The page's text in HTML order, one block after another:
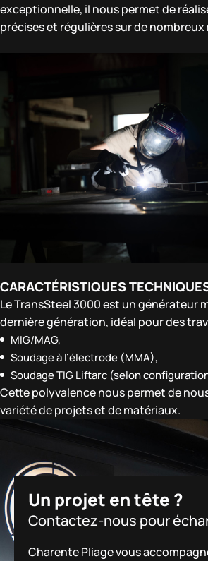
exceptionnelle, il nous permet de
précises et régulières sur de
CARACTÉRISTIQUES
Le TransSteel 3000 est un générateur
dernière génération, idéal pour des
MIG/MAG,
Soudage à l’électrode (MMA),
Soudage TIG Liftarc (selon
Cette polyvalence nous permet de
variété de projets et de matériaux.
Un projet en tête ?
Contactez-nous pour
Charente Pliage vous